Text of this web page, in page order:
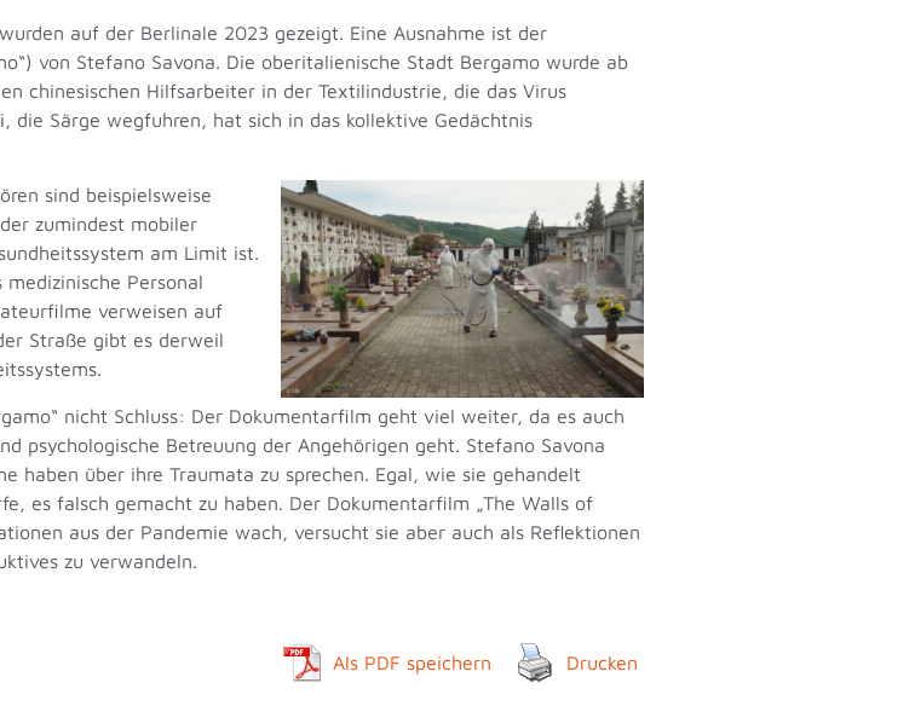
auf der Berlinale 2023 gezeigt. Eine Ausnahme ist der
von Stefano Savona. Die oberitalienische Stadt Bergamo wurde ab
chinesischen Hilfsarbeiter in der Textilindustrie, die das Virus
die Särge wegfuhren, hat sich in das kollektive Gedächtnis
sind beispielsweise
zumindest mobiler
am Limit ist.
Personal
verweisen auf
Straße gibt es derweil
nicht Schluss: Der Dokumentarfilm geht viel weiter, da es auch
psychologische Betreuung der Angehörigen geht. Stefano Savona
haben über ihre Traumata zu sprechen. Egal, wie sie gehandelt
es falsch gemacht zu haben. Der Dokumentarfilm „The Walls of
aus der Pandemie wach, versucht sie aber auch als Reflektionen
zu verwandeln.
Als PDF speichern Drucken